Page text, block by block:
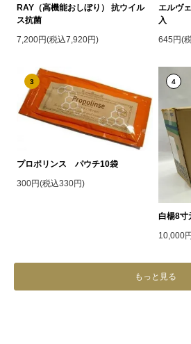
RAY（高機能おしぼり） 抗ウイル
ス抗菌
7,200円(税込7,920円)
エルヴ
入
645円(
3
プロポリンス パウチ10袋
300円(税込330円)
4
白楊8寸
10,000
もっと見る